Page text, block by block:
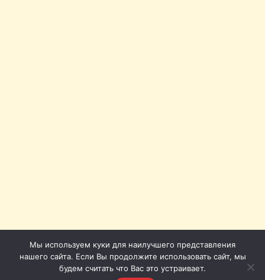
Мы используем куки для наилучшего представления
нашего сайта. Если Вы продолжите использовать сайт, мы
будем считать что Вас это устраивает.